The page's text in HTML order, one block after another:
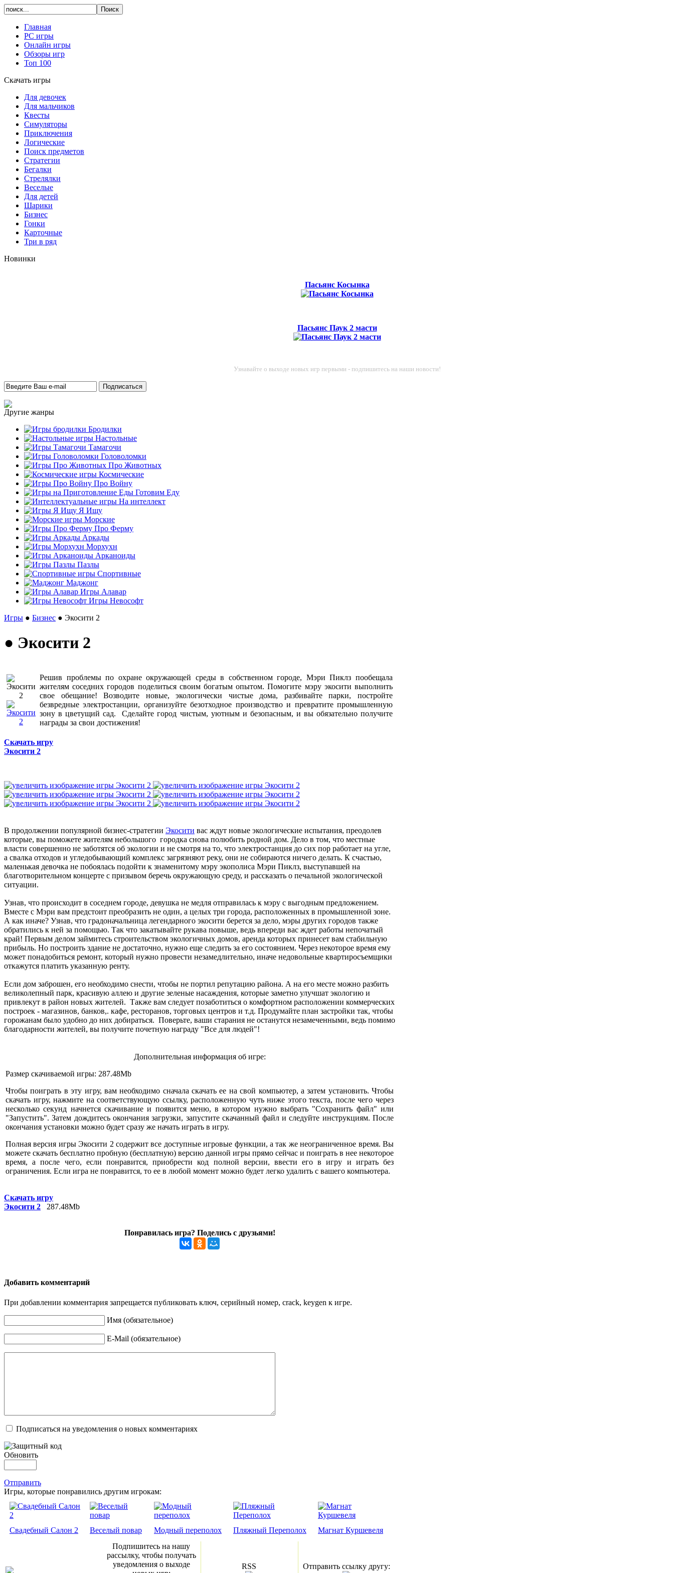
Главная
PC игры
Онлайн игры
Обзоры игр
Топ 100
Скачать игры
Для девочек
Для мальчиков
Квесты
Симуляторы
Приключения
Логические
Поиск предметов
Стратегии
Бегалки
Стрелялки
Веселые
Для детей
Шарики
Бизнес
Гонки
Карточные
Три в ряд
Новинки
Пасьянс Косынка
Пасьянс Паук 2 масти
Узнавайте о выходе новых игр первыми - подпишитесь на наши новости!
Другие жанры
Бродилки
Настольные
Тамагочи
Головоломки
Про Животных
Космические
Про Войну
Готовим Еду
На интеллект
Я Ищу
Морские
Про Ферму
Аркады
Морхухн
Арканоиды
Пазлы
Спортивные
Маджонг
Игры Алавар
Игры Невософт
Игры ● Бизнес ● Экосити 2
● Экосити 2
Решив проблемы по охране окружающей среды в собственном городе, Мэри Пиклз пообещала
жителям соседних городов поделиться своим богатым опытом. Помогите мэру экосити выполнить
свое обещание! Возводите новые, экологически чистые дома, разбивайте парки, постройте
безвредные электростанции, организуйте безотходное производство и превратите промышленную
зону в цветущий сад. Сделайте город чистым, уютным и безопасным, и вы обязательно получите
награды за свои достижения!
Скачать игру
Экосити 2
В продолжении популярной бизнес-стратегии Экосити вас ждут новые экологические испытания, преодолев
которые, вы поможете жителям небольшого городка снова полюбить родной дом. Дело в том, что местные
власти совершенно не заботятся об экологии и не смотря на то, что электростанция до сих пор работает на угле,
а свалка отходов и угледобывающий комплекс загрязняют реку, они не собираются ничего делать. К счастью,
маленькая девочка не побоялась подойти к знаменитому мэру экополиса Мэри Пиклз, выступавшей на
благотворительном концерте с призывом беречь окружающую среду, и рассказать о печальной экологической
ситуации.
Узнав, что происходит в соседнем городе, девушка не медля отправилась к мэру с выгодным предложением.
Вместе с Мэри вам предстоит преобразить не один, а целых три города, расположенных в промышленной зоне.
А как иначе? Узнав, что градоначальница легендарного экосити берется за дело, мэры других городов также
обратились к ней за помощью. Так что закатывайте рукава повыше, ведь впереди вас ждет работы непочатый
край! Первым делом займитесь строительством экологичных домов, аренда которых принесет вам стабильную
прибыль. Но построить здание не достаточно, нужно еще следить за его состоянием. Через некоторое время ему
может понадобиться ремонт, который нужно провести незамедлительно, иначе недовольные квартиросъемщики
откажутся платить указанную ренту.
Если дом заброшен, его необходимо снести, чтобы не портил репутацию района. А на его месте можно разбить
великолепный парк, красивую аллею и другие зеленые насаждения, которые заметно улучшат экологию и
привлекут в район новых жителей. Также вам следует позаботиться о комфортном расположении коммерческих
построек - магазинов, банков,. кафе, ресторанов, торговых центров и т.д. Продумайте план застройки так, чтобы
горожанам было удобно до них добираться. Поверьте, ваши старания не останутся незамеченными, ведь помимо
благодарности жителей, вы получите почетную награду "Все для людей"!
Дополнительная информация об игре:
Размер скачиваемой игры: 287.48Mb
Чтобы поиграть в эту игру, вам необходимо сначала скачать ее на свой компьютер, а затем установить. Чтобы
скачать игру, нажмите на соответствующую ссылку, расположенную чуть ниже этого текста, после чего через
несколько секунд начнется скачивание и появится меню, в котором нужно выбрать "Сохранить файл" или
"Запустить". Затем дождитесь окончания загрузки, запустите скачанный файл и следуйте инструкциям. После
окончания установки можно будет сразу же начать играть в игру.
Полная версия игры Экосити 2 содержит все доступные игровые функции, а так же неограниченное время. Вы
можете скачать бесплатно пробную (бесплатную) версию данной игры прямо сейчас и поиграть в нее некоторое
время, а после чего, если понравится, приобрести код полной версии, ввести его в игру и играть без
ограничения. Если игра не понравится, то ее в любой момент можно будет легко удалить с вашего компьютера.
Скачать игру
Экосити 2 287.48Mb
Понравилась игра? Поделись с друзьями!
Добавить комментарий
При добавлении комментария запрещается публиковать ключ, серийный номер, crack, keygen к игре.
Имя (обязательное)
E-Mail (обязательное)
Подписаться на уведомления о новых комментариях
Обновить
Отправить
Игры, которые понравились другим игрокам:
Свадебный Салон 2 Веселый повар Модный переполох Пляжный Переполох
Магнат Куршевеля
Подпишитесь на нашу
рассылку, чтобы получать
уведомления о выходе
RSS Отправить ссылку другу: